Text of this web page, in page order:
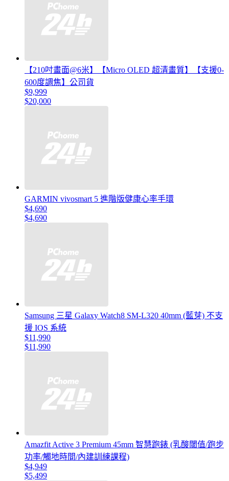
【210吋畫面@6米】【Micro OLED 超清畫質】【支援0-
600度調焦】公司貨
$9,999
$20,000
GARMIN vivosmart 5 進階版健康心率手環
$4,690
$4,690
Samsung 三星 Galaxy Watch8 SM-L320 40mm (藍芽) 不支
援 IOS 系統
$11,990
$11,990
Amazfit Active 3 Premium 45mm 智慧跑錶 (乳酸閾值/跑步
功率/觸地時間/內建訓練課程)
$4,949
$5,499